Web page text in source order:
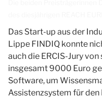
Das Start-up aus der
Lippe FINDIQ konnte
auch die ERCIS-Jury
insgesamt 9000 Euro
Software, um
Assistenzsystem für